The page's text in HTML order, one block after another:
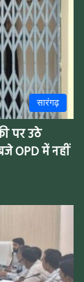
सारंगढ़
पर उठे
OPD में नहीं